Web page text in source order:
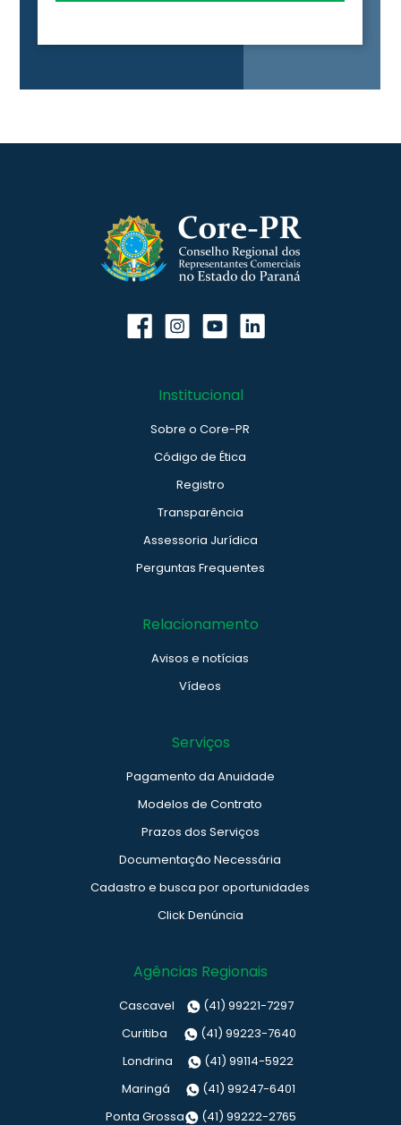
Institucional
Sobre o Core-PR
Código de Ética
Registro
Transparência
Assessoria Jurídica
Perguntas Frequentes
Relacionamento
Avisos e notícias
Vídeos
Serviços
Pagamento da Anuidade
Modelos de Contrato
Prazos dos Serviços
Documentação Necessária
Cadastro e busca por oportunidades
Click Denúncia
Agências Regionais
Cascavel
(41) 99221-7297
Curitiba
(41) 99223-7640
Londrina
(41) 99114-5922
Maringá
(41) 99247-6401
Ponta Grossa
(41) 99222-2765